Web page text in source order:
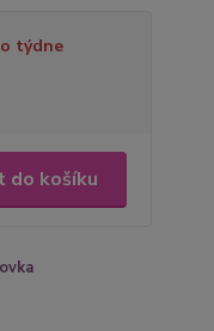
týdne
do košíku